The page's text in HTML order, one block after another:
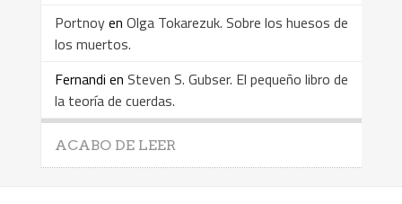
Portnoyen Olga Tokarezuk. Sobre los huesos de
los muertos.
Fernandi en Steven S. Gubser. El pequeño libro de
la teoría de cuerdas.
ACABO DE LEER